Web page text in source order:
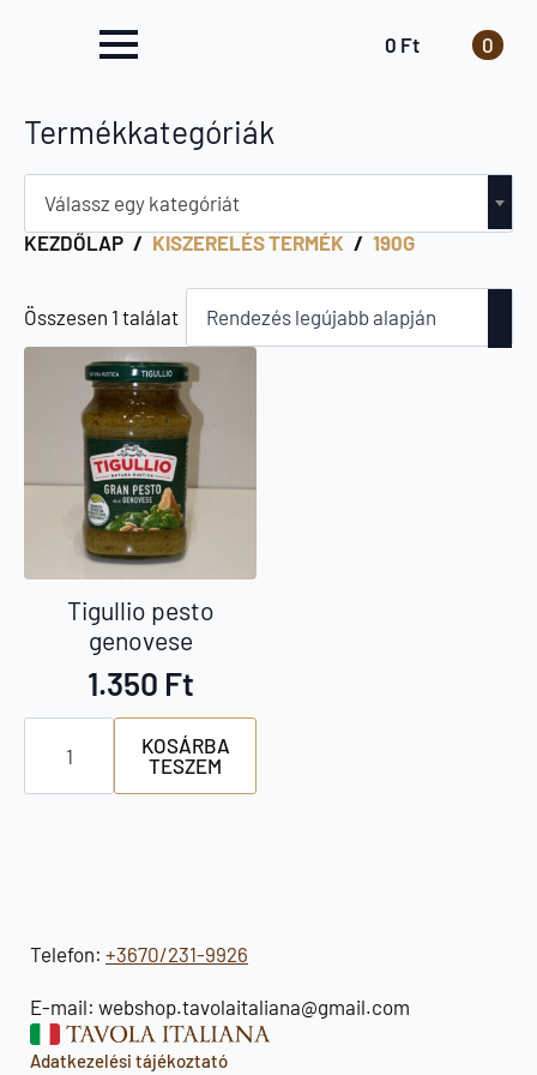
0 Ft 0
Termékkategóriák
Válassz egy kategóriát
KEZDŐLAP
KISZERELÉS TERMÉK 190G
Összesen 1 találat
Tigullio pesto
genovese
1.350 Ft
Tigullio
pesto
genovese
mennyiség
KOSÁRBA
TESZEM
Telefon: +3670/231-9926
E-mail: webshop.tavolaitaliana@gmail.com
Adatkezelési tájékoztató